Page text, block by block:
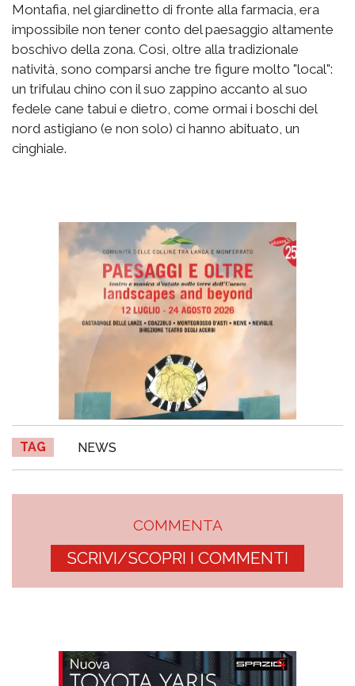
Montafia, nel giardinetto di fronte alla farmacia, era
impossibile non tener conto del paesaggio altamente
boschivo della zona. Così, oltre alla tradizionale
natività, sono comparsi anche tre figure molto "local":
un trifulau chino con il suo zappino accanto al suo
fedele cane tabui e dietro, come ormai i boschi del
nord astigiano (e non solo) ci hanno abituato, un
cinghiale.
TAG NEWS
COMMENTA
SCRIVI/SCOPRI I COMMENTI